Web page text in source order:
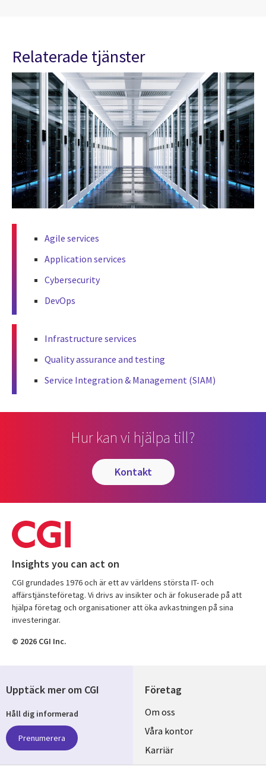
Relaterade tjänster
Agile services
Application services
Cybersecurity
DevOps
Infrastructure services
Quality assurance and testing
Service Integration & Management (SIAM)
Hur kan vi hjälpa till?
kontakt
Insights you can act on
CGI grundades 1976 och är ett av världens största IT- och
affärstjänsteföretag. Vi drivs av insikter och är fokuserade på att
hjälpa företag och organisationer att öka avkastningen på sina
investeringar.
© 2026 CGI Inc.
Företag
Useful
links
SWEDEN
Om oss
Våra kontor
Karriär
Hållbarhet
Upptäck mer om CGI
Håll dig informerad
Prenumerera